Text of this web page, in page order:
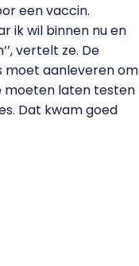
een vaccin.
ik wil binnen nu en
vertelt ze. De
moet aanleveren om
moeten laten testen
Dat kwam goed